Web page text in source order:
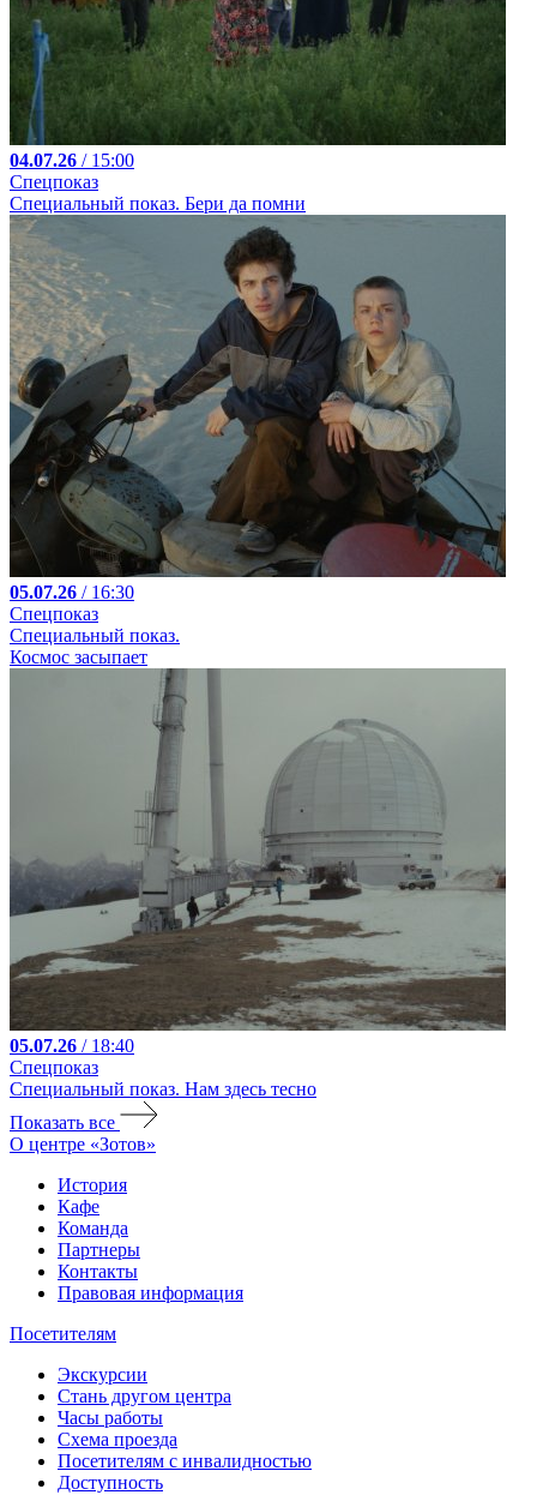
04.07.26 / 15:00
Спецпоказ
Специальный показ. Бери да помни
05.07.26 / 16:30
Спецпоказ
Специальный показ.
Космос засыпает
05.07.26 / 18:40
Спецпоказ
Специальный показ. Нам здесь тесно
Показать все
О центре «Зотов»
История
Кафе
Команда
Партнеры
Контакты
Правовая информация
Посетителям
Экскурсии
Стань другом центра
Часы работы
Схема проезда
Посетителям с инвалидностью
Доступность